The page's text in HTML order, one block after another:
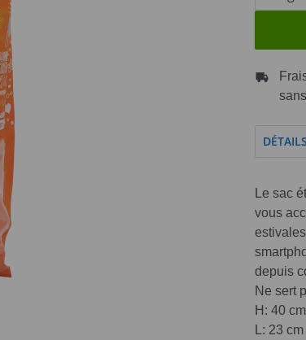
DÉTAILS
Le sac
vous
depuis
Ne sert
H: 40 cm
L: 23 cm